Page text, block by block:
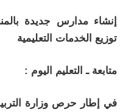
إنشاء مدارس جديدة
توزيع الخدمات التعليمية
متابعة ـ التعليم اليوم :
في إطار حرص وزارة